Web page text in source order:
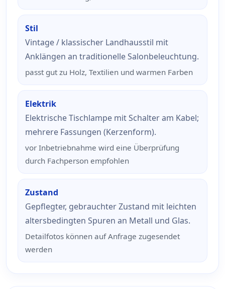
Stil
Vintage / klassischer Landhausstil mit
Anklängen an traditionelle Salonbeleuchtung.
passt gut zu Holz, Textilien und warmen Farben
Elektrik
Elektrische Tischlampe mit Schalter am Kabel;
mehrere Fassungen (Kerzenform).
vor Inbetriebnahme wird eine Überprüfung
durch Fachperson empfohlen
Zustand
Gepflegter, gebrauchter Zustand mit leichten
altersbedingten Spuren an Metall und Glas.
Detailfotos können auf Anfrage zugesendet
werden